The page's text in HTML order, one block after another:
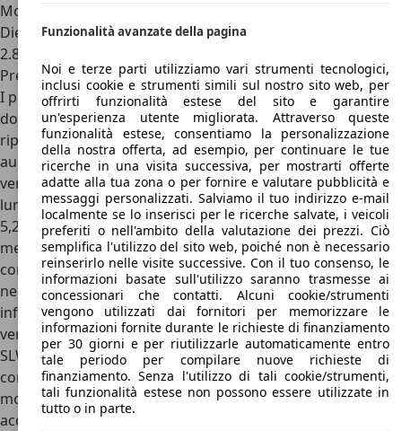
Motori Toyota Hiace
Diesel
2.8 litri TDI da 174 CV
Prezzi Toyota Hiace
I prezzi della Toyota Hiace variano in funzione del paese
dove viene acquistato. A titolo esemplificativo sono stati
riportati quelli attualmente proposti nel mercato
australiano. Come già affermato Hiace è disponibile in due
versioni: una a passo corto denominata LWB e una a passo
lungo detta SLWB. La prima con una lunghezza totale di
5,26 metri ed un’altezza di 1,99 mentre la seconda con 5,95
metri di lunghezza e 2,2 metri circa di altezza. A parità di
configurazione per acquistare la versione allungata sono
necessari circa 7.000 euro in più: nella variante “Van”,
infatti, passiamo da un prezzo di circa 33.600 euro per la
versione LWB mentre si sale fino ai 40.500 euro per quella
SLWB. La versione SLW è inoltre offerta anche nella
configurazione adatta al trasporto di persone, una sorta di
monovolume, denominata “Crew Van” per cui il prezzo di
acquisto sale di circa 4.000 euro (37.100 euro) rispetto alla
Funzionalità avanzate della pagina
Noi e terze parti utilizziamo vari strumenti tecnologici,
inclusi cookie e strumenti simili sul nostro sito web, per
offrirti funzionalità estese del sito e garantire
un'esperienza utente migliorata. Attraverso queste
funzionalità estese, consentiamo la personalizzazione
della nostra offerta, ad esempio, per continuare le tue
ricerche in una visita successiva, per mostrarti offerte
adatte alla tua zona o per fornire e valutare pubblicità e
messaggi personalizzati. Salviamo il tuo indirizzo e-mail
localmente se lo inserisci per le ricerche salvate, i veicoli
preferiti o nell'ambito della valutazione dei prezzi. Ciò
semplifica l'utilizzo del sito web, poiché non è necessario
reinserirlo nelle visite successive. Con il tuo consenso, le
informazioni basate sull'utilizzo saranno trasmesse ai
concessionari che contatti. Alcuni cookie/strumenti
vengono utilizzati dai fornitori per memorizzare le
informazioni fornite durante le richieste di finanziamento
per 30 giorni e per riutilizzarle automaticamente entro
tale periodo per compilare nuove richieste di
finanziamento. Senza l'utilizzo di tali cookie/strumenti,
tali funzionalità estese non possono essere utilizzate in
tutto o in parte.